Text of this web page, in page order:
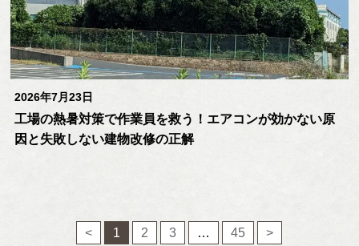
2026年7月23日
工場の熱暑対策で作業員を救う！エアコンが効かない原
因と失敗しない建物改修の正解
< 1 2 3 … 45 >